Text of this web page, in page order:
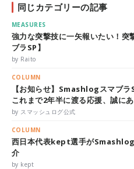
同じカテゴリーの記事
MEASURES
強力な突撃技に一矢報いたい！突
ブラSP】
by Raito
COLUMN
【お知らせ】Smashlogスマブラ
これまで2年半に渡る応援、誠に
by スマッシュログ公式
COLUMN
西日本代表kept選手がSmashlog
介
by kept